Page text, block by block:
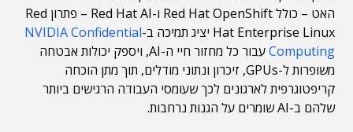
האט – כולל Red Hat OpenShift ו-Red Hat AI – פתרון Red
Hat Enterprise Linux יציג תמיכה ב-
NVIDIA Confidential
Computing
עבור כל מחזור חיי ה-AI, ויספק יכולות אבטחה
משופרות ל-GPUs, זיכרון ונתוני מודלים, תוך מתן הוכחה
קריפטוגרפית לארגונים לכך שעומסי העבודה הרגישים ביותר
שלהם ב-AI שומרים על הגנות נרחבות.